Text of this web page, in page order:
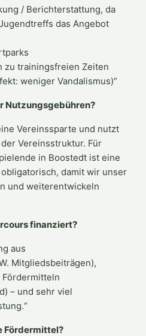
/ Berichterstattung, da
das Angebot
zu trainingsfreien Zeiten
weniger Vandalismus)”
Nutzungsgebühren?
Vereinssparte und nutzt
Vereinsstruktur. Für
in Boostedt ist eine
damit wir unser
und weiterentwickeln
finanziert?
aus
Mitgliedsbeiträgen),
– und sehr viel
Fördermittel?